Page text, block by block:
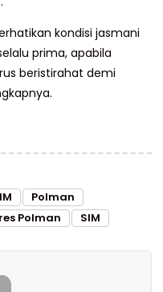
kondisi jasmani
prima, apabila
beristirahat demi
Polman
Polman SIM